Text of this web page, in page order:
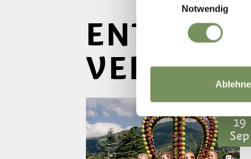
Notwendig
19
Sep